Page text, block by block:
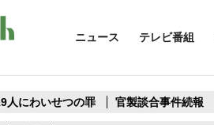
ニュース テレビ番組
人にわいせつの罪 官製談合事件続報